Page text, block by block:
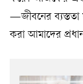
—জীবনের
করা আমাদের প্রধান